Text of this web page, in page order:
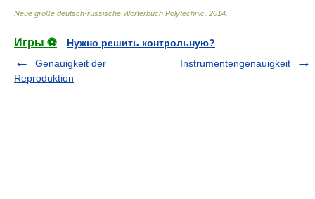
Neue große deutsch-russische Wörterbuch Polytechnic 2014
Игры ⚽
Нужно решить контрольную?
Genauigkeit der
Reproduktion
Instrumentengenauigkeit